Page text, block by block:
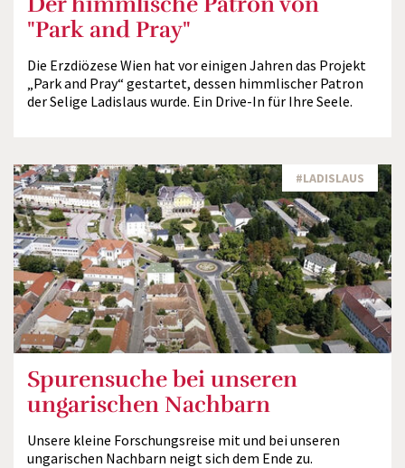
"Park and Pray"
Die Erzdiözese Wien hat vor einigen Jahren das Projekt
„Park and Pray“ gestartet, dessen himmlischer Patron
der Selige Ladislaus wurde. Ein Drive-In für Ihre Seele.
#LADISLAUS
Spurensuche bei unseren
ungarischen Nachbarn
Unsere kleine Forschungsreise mit und bei unseren
ungarischen Nachbarn neigt sich dem Ende zu.